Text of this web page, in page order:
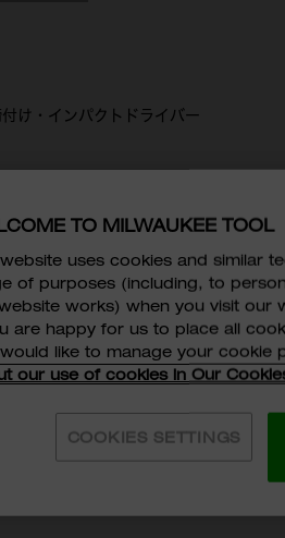
付け・インパクトドライバー
ーラチェットレンチ(M12
3/8インチ(9.5mm)、1/2イン
サイズに変換し、あらゆる ソケ
角軸ドライバービット用アダプ
チ(6.35mm) 六角ビットととも
TO MILWAUKEE TOOL
uses cookies and similar
of purposes (including, to
works) when you visit our
are happy for us to place all
like to manage your cookie
our use of cookies in Our
COOKIES SETTINGS